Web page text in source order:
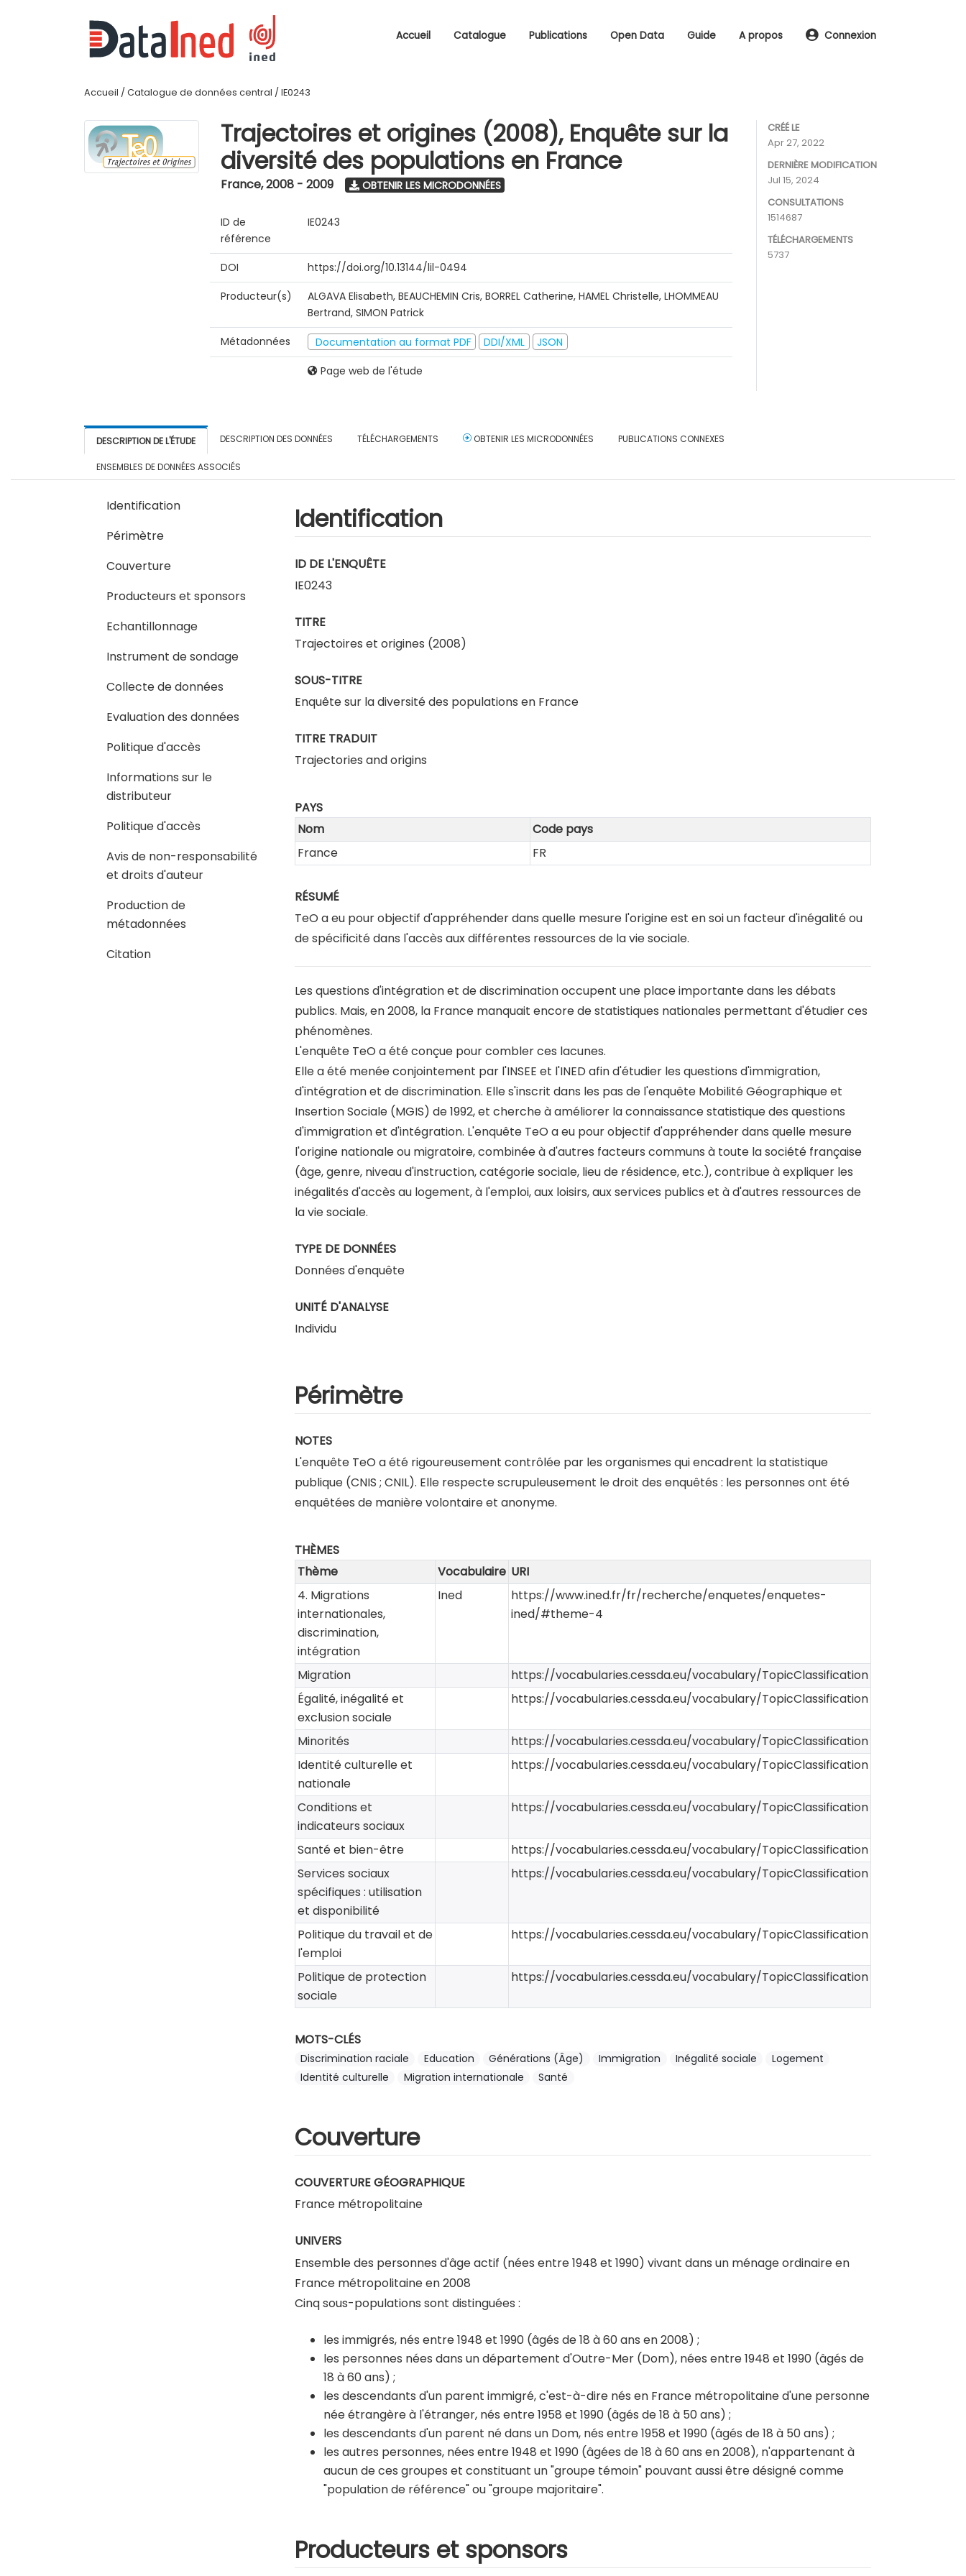
Accueil Catalogue Publications Open Data Guide A propos Connexion
Accueil / Catalogue de données central / IE0243
Trajectoires et origines (2008), Enquête sur la
diversité des populations en France
France,2008 - 2009 OBTENIR LES MICRODONNÉES
ID de
référence
IE0243
DOI
https://doi.org/10.13144/lil-0494
Producteur(s)
ALGAVA Elisabeth, BEAUCHEMIN Cris, BORREL Catherine, HAMEL Christelle, LHOMMEAU
Bertrand, SIMON Patrick
Métadonnées
Documentation au format PDF DDI/XML
JSON
Page web de l'étude
CRÉÉ LE
Apr 27, 2022
DERNIÈRE MODIFICATION
Jul 15, 2024
CONSULTATIONS
1514687
TÉLÉCHARGEMENTS
5737
DESCRIPTION DE L'ÉTUDE DESCRIPTION DES DONNÉES TÉLÉCHARGEMENTS OBTENIR LES MICRODONNÉES PUBLICATIONS CONNEXES
ENSEMBLES DE DONNÉES ASSOCIÉS
Identification
Périmètre
Couverture
Producteurs et sponsors
Echantillonnage
Instrument de sondage
Collecte de données
Evaluation des données
Politique d'accès
Informations sur le
distributeur
Politique d'accès
Avis de non-responsabilité
et droits d'auteur
Production de
métadonnées
Citation
Identification
ID DE L'ENQUÊTE
IE0243
TITRE
Trajectoires et origines (2008)
SOUS-TITRE
Enquête sur la diversité des populations en France
TITRE TRADUIT
Trajectories and origins
PAYS
Nom
Code pays
France
FR
RÉSUMÉ
TeO a eu pour objectif d'appréhender dans quelle mesure l'origine est en soi un facteur d'inégalité ou
de spécificité dans l'accès aux différentes ressources de la vie sociale.
Les questions d'intégration et de discrimination occupent une place importante dans les débats
publics. Mais, en 2008, la France manquait encore de statistiques nationales permettant d'étudier ces
phénomènes.
L'enquête TeO a été conçue pour combler ces lacunes.
Elle a été menée conjointement par l'INSEE et l'INED afin d'étudier les questions d'immigration,
d'intégration et de discrimination. Elle s'inscrit dans les pas de l'enquête Mobilité Géographique et
Insertion Sociale (MGIS) de 1992, et cherche à améliorer la connaissance statistique des questions
d'immigration et d'intégration. L'enquête TeO a eu pour objectif d'appréhender dans quelle mesure
l'origine nationale ou migratoire, combinée à d'autres facteurs communs à toute la société française
(âge, genre, niveau d'instruction, catégorie sociale, lieu de résidence, etc.), contribue à expliquer les
inégalités d'accès au logement, à l'emploi, aux loisirs, aux services publics et à d'autres ressources de
la vie sociale.
TYPE DE DONNÉES
Données d'enquête
UNITÉ D'ANALYSE
Individu
Périmètre
NOTES
L'enquête TeO a été rigoureusement contrôlée par les organismes qui encadrent la statistique
publique (CNIS ; CNIL). Elle respecte scrupuleusement le droit des enquêtés : les personnes ont été
enquêtées de manière volontaire et anonyme.
THÈMES
Thème
Vocabulaire URI
4. Migrations
internationales,
discrimination,
intégration
Ined
https://www.ined.fr/fr/recherche/enquetes/enquetes-
ined/#theme-4
Migration
https://vocabularies.cessda.eu/vocabulary/TopicClassification
Égalité, inégalité et
exclusion sociale
https://vocabularies.cessda.eu/vocabulary/TopicClassification
Minorités
https://vocabularies.cessda.eu/vocabulary/TopicClassification
Identité culturelle et
nationale
https://vocabularies.cessda.eu/vocabulary/TopicClassification
Conditions et
indicateurs sociaux
https://vocabularies.cessda.eu/vocabulary/TopicClassification
Santé et bien-être
https://vocabularies.cessda.eu/vocabulary/TopicClassification
Services sociaux
spécifiques : utilisation
et disponibilité
https://vocabularies.cessda.eu/vocabulary/TopicClassification
Politique du travail et de
l'emploi
https://vocabularies.cessda.eu/vocabulary/TopicClassification
Politique de protection
sociale
https://vocabularies.cessda.eu/vocabulary/TopicClassification
MOTS-CLÉS
Discrimination raciale Education Générations (Âge) Immigration Inégalité sociale
Logement
Identité culturelle
Migration internationale Santé
Couverture
COUVERTURE GÉOGRAPHIQUE
France métropolitaine
UNIVERS
Ensemble des personnes d'âge actif (nées entre 1948 et 1990) vivant dans un ménage ordinaire en
France métropolitaine en 2008
Cinq sous-populations sont distinguées :
les immigrés, nés entre 1948 et 1990 (âgés de 18 à 60 ans en 2008) ;
les personnes nées dans un département d'Outre-Mer (Dom), nées entre 1948 et 1990 (âgés de
18 à 60 ans) ;
les descendants d'un parent immigré, c'est-à-dire nés en France métropolitaine d'une personne
née étrangère à l'étranger, nés entre 1958 et 1990 (âgés de 18 à 50 ans) ;
les descendants d'un parent né dans un Dom, nés entre 1958 et 1990 (âgés de 18 à 50 ans) ;
les autres personnes, nées entre 1948 et 1990 (âgées de 18 à 60 ans en 2008), n'appartenant à
aucun de ces groupes et constituant un "groupe témoin" pouvant aussi être désigné comme
"population de référence" ou "groupe majoritaire".
Producteurs et sponsors